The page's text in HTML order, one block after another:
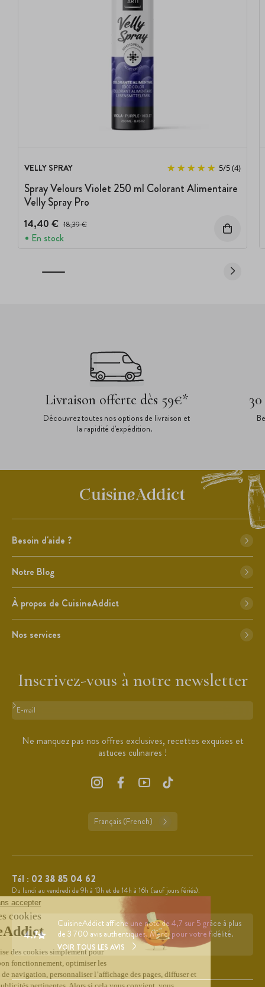
VELLY SPRAY 5/5(4)
Spray Velours Violet 250 ml Colorant Alimentaire
Velly Spray Pro
14,40 € Prix avant réduction :
18,39 €
En stock
Livraison offerte dès 59€*
Découvrez toutes nos options de livraison et
la rapidité d'expédition.
Besoin d'aide ?
Notre Blog
À propos de CuisineAddict
Nos services
Inscrivez-vous à notre newsletter
Format : adresse@email.com
Ne manquez pas nos offres exclusives, recettes exquises et
astuces culinaires !
Français (French)
Tél : 02 38 85 04 62
Du lundi au vendredi de 9h à 13h et de 14h à 16h (sauf jours fériés).
4.7
CuisineAddict affiche une note de 4,7 sur 5 grâce à plus
de 3 700 avis authentiques. Merci pour votre fidélité.
VOIR TOUS LES AVIS